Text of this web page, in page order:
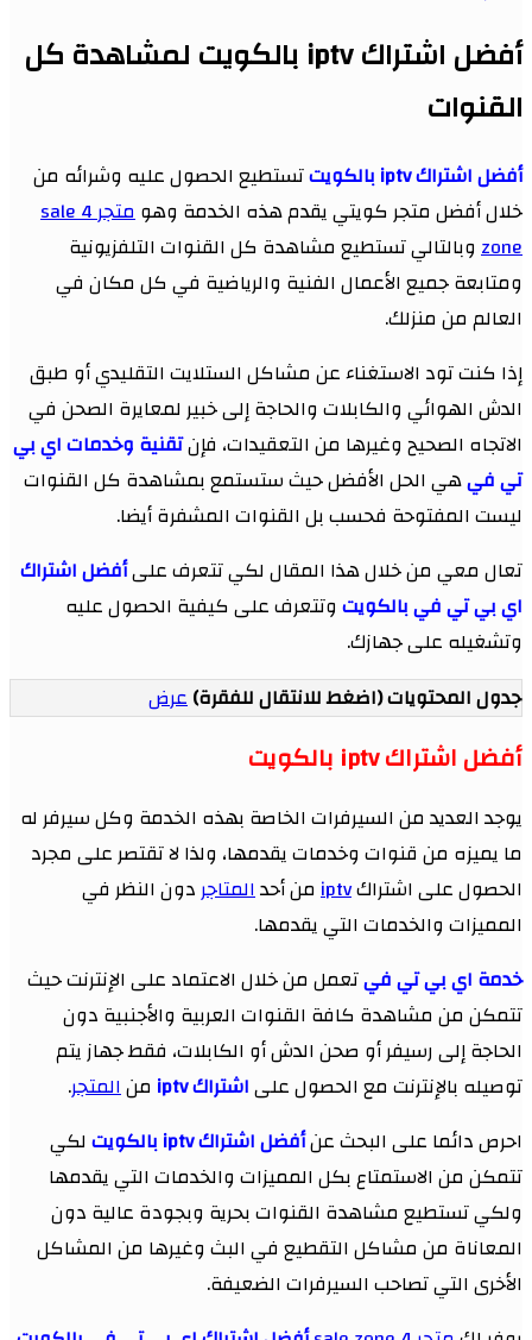
أفضل اشتراك iptv بالكويت لمشاهدة كل
القنوات
أفضل اشتراك iptv بالكويت
تستطيع الحصول عليه وشرائه من
خلال أفضل متجر كويتي يقدم هذه الخدمة وهو
متجر 4 sale
zone وبالتالي تستطيع مشاهدة كل القنوات التلفزيونية
ومتابعة جميع الأعمال الفنية والرياضية في كل مكان في
العالم من منزلك.
إذا كنت تود الاستغناء عن مشاكل الستلايت التقليدي أو طبق
الدش الهوائي والكابلات والحاجة إلى خبير لمعايرة الصحن في
الاتجاه الصحيح وغيرها من التعقيدات، فإنتقنية وخدمات اي بي
تي فيهي الحل الأفضل حيث ستستمع بمشاهدة كل القنوات
ليست المفتوحة فحسب بل القنوات المشفرة أيضا.
تعال معي من خلال هذا المقال لكي تتعرف علىأفضل اشتراك
اي بي تي في بالكويت وتتعرف على كيفية الحصول عليه
وتشغيله على جهازك.
جدول المحتويات (اضغط للانتقال للفقرة)عرض
أفضل اشتراك iptv بالكويت
يوجد العديد من السيرفرات الخاصة بهذه الخدمة وكل سيرفر له
ما يميزه من قنوات وخدمات يقدمها، ولذا لا تقتصر على مجرد
الحصول على اشتراكiptv من أحدالمتاجردون النظر في
المميزات والخدمات التي يقدمها.
خدمة اي بي تي فيتعمل من خلال الاعتماد على الإنترنت حيث
تتمكن من مشاهدة كافة القنوات العربية والأجنبية دون
الحاجة إلى رسيفر أو صحن الدش أو الكابلات، فقط جهاز يتم
توصيله بالإنترنت مع الحصول علىاشتراك iptv منالمتجر.
احرص دائما على البحث عنأفضل اشتراك iptv بالكويت
لكي
تتمكن من الاستمتاع بكل المميزات والخدمات التي يقدمها
ولكي تستطيع مشاهدة القنوات بحرية وبجودة عالية دون
المعاناة من مشاكل التقطيع في البث وغيرها من المشاكل
الأخرى التي تصاحب السيرفرات الضعيفة.